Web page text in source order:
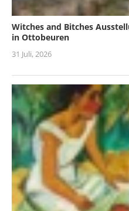
Witches and Bitches
in Ottobeuren
31 Juli, 2026